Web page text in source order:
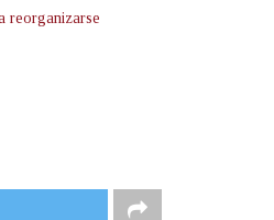
reorganizarse